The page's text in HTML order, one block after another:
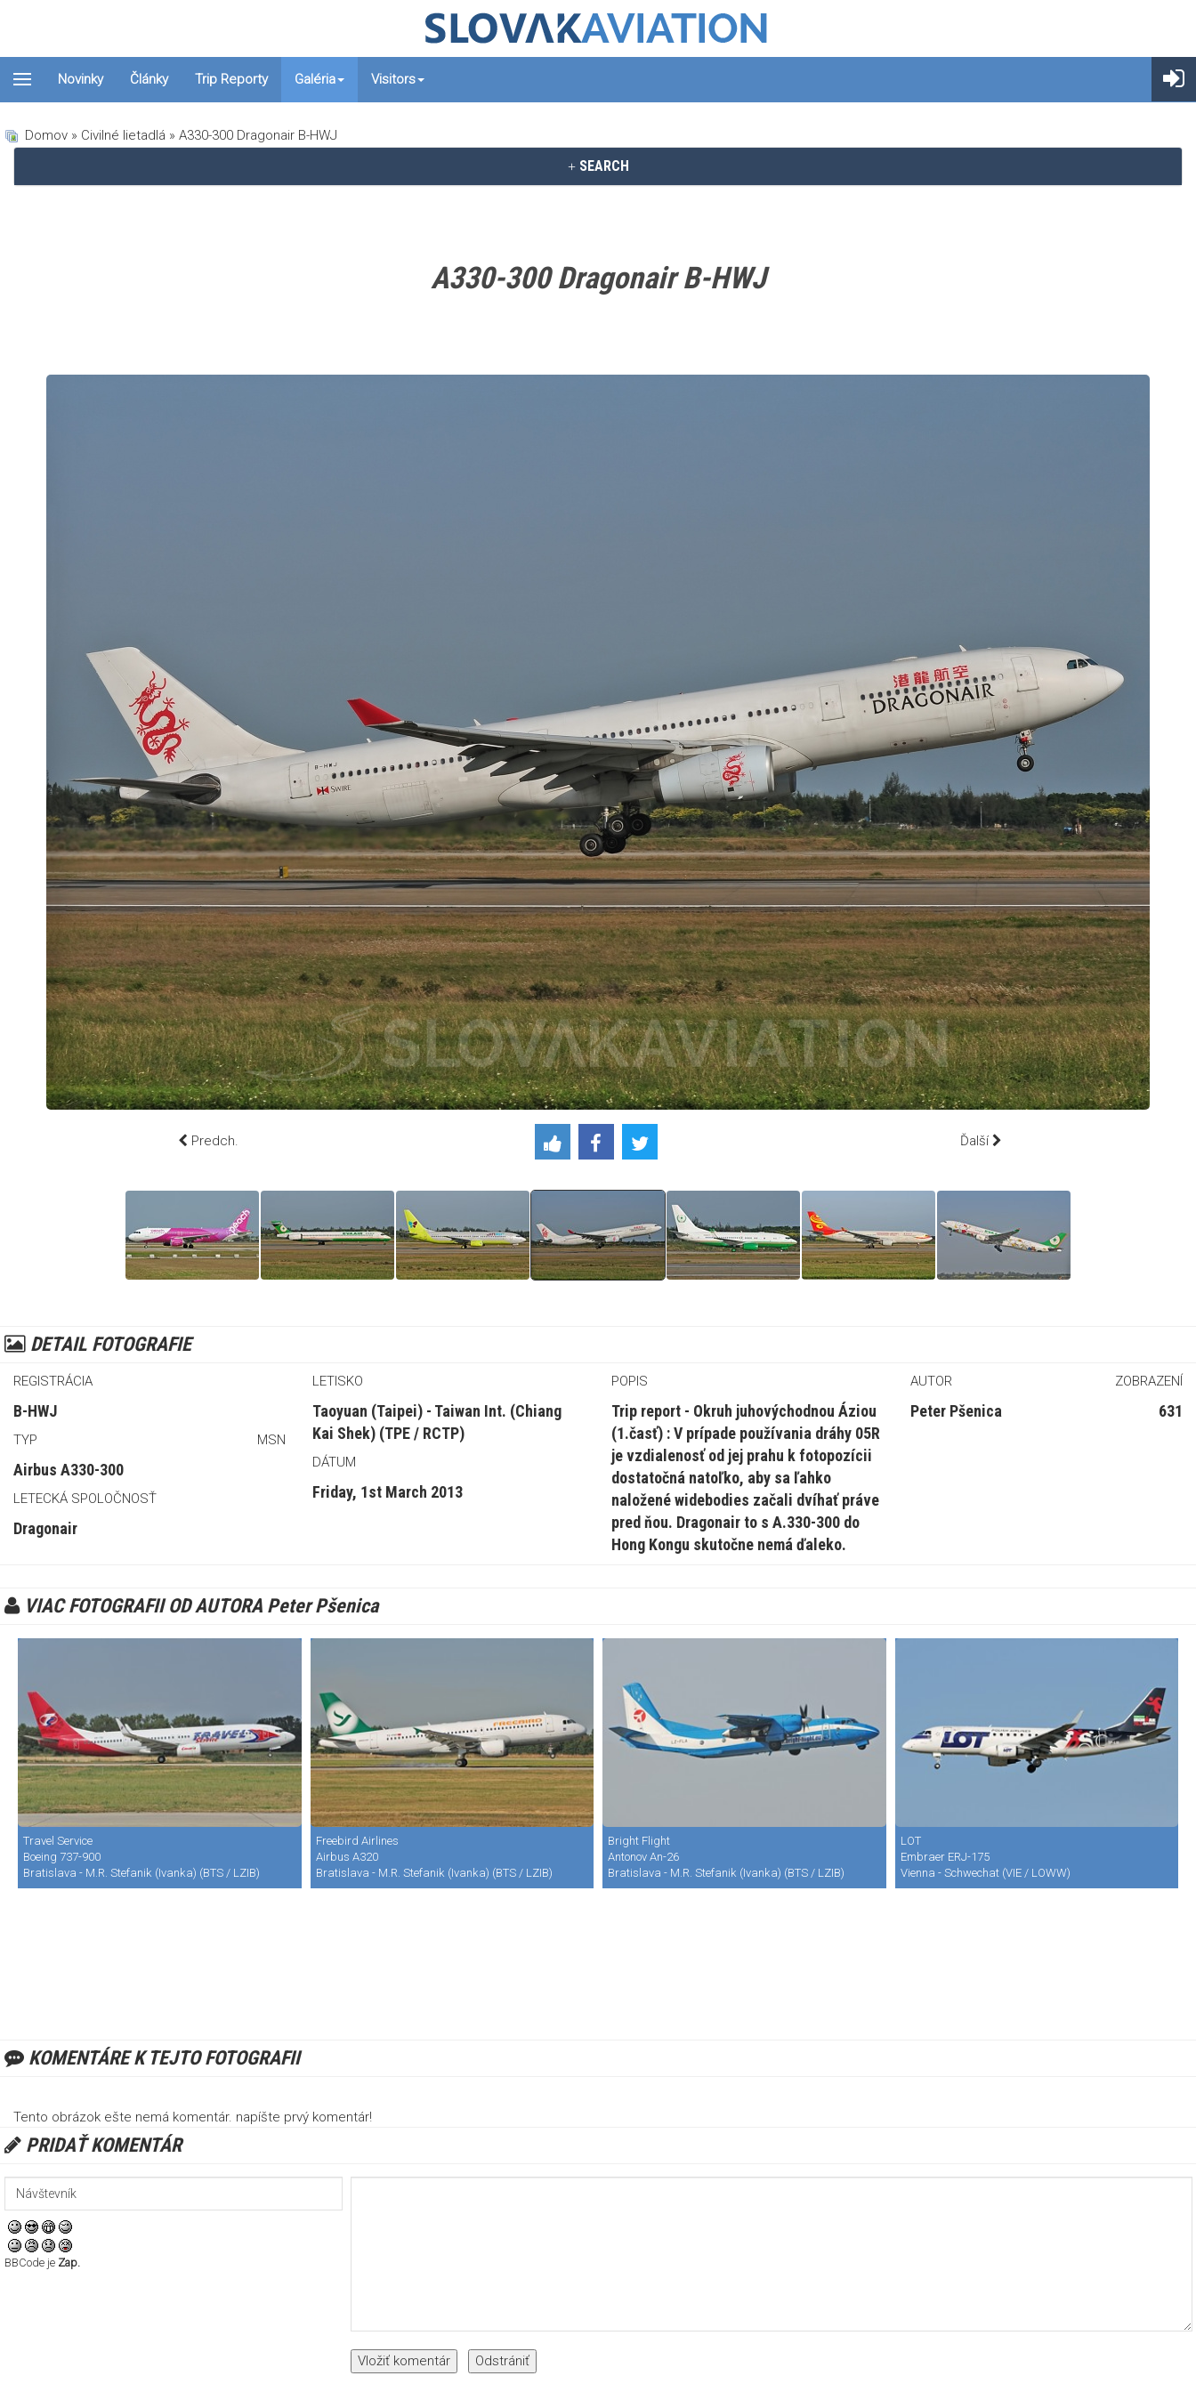
Novinky Články Trip Reporty Galéria Visitors
Domov » Civilné lietadlá » A330-300 Dragonair B-HWJ
SEARCH
A330-300 Dragonair B-HWJ
Predch. Ďalší
DETAIL FOTOGRAFIE
REGISTRÁCIA
B-HWJ
TYP MSN
Airbus A330-300
LETECKÁ SPOLOČNOSŤ
Dragonair
LETISKO
Taoyuan (Taipei) - Taiwan Int. (Chiang
Kai Shek) (TPE / RCTP)
DÁTUM
Friday, 1st March 2013
POPIS
Trip report - Okruh juhovýchodnou Áziou
(1.časť) : V prípade používania dráhy 05R
je vzdialenosť od jej prahu k fotopozícii
dostatočná natoľko, aby sa ľahko
naložené widebodies začali dvíhať práve
pred ňou. Dragonair to s A.330-300 do
Hong Kongu skutočne nemá ďaleko.
AUTOR ZOBRAZENÍ
Peter Pšenica 631
VIAC FOTOGRAFII OD AUTORA Peter Pšenica
Travel Service
Boeing 737-900
Bratislava - M.R. Stefanik (Ivanka) (BTS / LZIB)
Freebird Airlines
Airbus A320
Bratislava - M.R. Stefanik (Ivanka) (BTS / LZIB)
Bright Flight
Antonov An-26
Bratislava - M.R. Stefanik (Ivanka) (BTS / LZIB)
LOT
Embraer ERJ-175
Vienna - Schwechat (VIE / LOWW)
KOMENTÁRE K TEJTO FOTOGRAFII
Tento obrázok ešte nemá komentár. napíšte prvý komentár!
PRIDAŤ KOMENTÁR
BBCode je Zap.